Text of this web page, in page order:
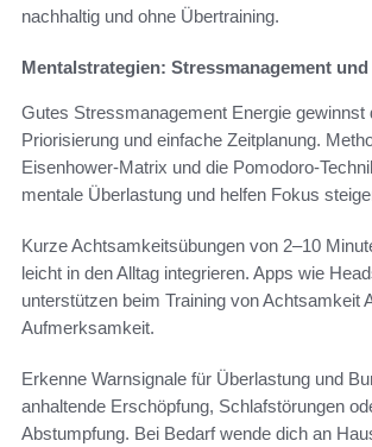
nachhaltig und ohne Übertraining.
Mentalstrategien: Stressmanagement
Gutes Stressmanagement Energie gewinnst
Priorisierung und einfache Zeitplanung.
Eisenhower‑Matrix und die
mentale Überlastung und helfen Fokus
Kurze Achtsamkeitsübungen von 2–10
leicht in den Alltag integrieren. Apps wie
unterstützen beim Training von Achtsamkeit
Aufmerksamkeit.
Erkenne Warnsignale für Überlastung und
anhaltende Erschöpfung, Schlafstörungen
Abstumpfung. Bei Bedarf wende dich an